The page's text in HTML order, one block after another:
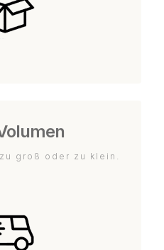
groß oder zu klein.